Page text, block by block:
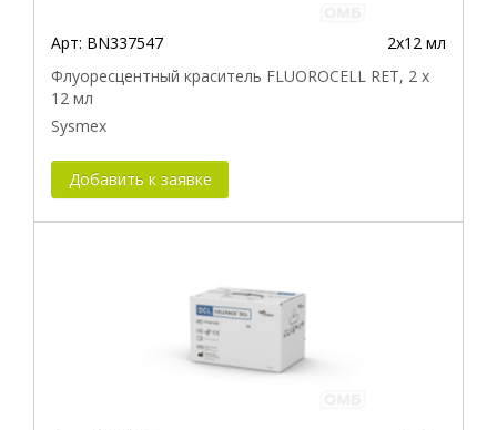
Арт: BN337547
2x12 мл
Флуоресцентный краситель FLUOROCELL RET, 2 x
12 мл
Sysmex
Добавить к заявке